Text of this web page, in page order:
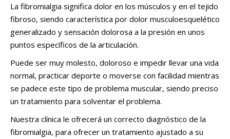
La fibromialgia significa dolor en los músculos y en el tejido
fibroso, siendo característica por dolor musculoesquelético
generalizado y sensación dolorosa a la presión en unos
puntos específicos de la articulación.
Puede ser muy molesto, doloroso e impedir llevar una vida
normal, practicar deporte o moverse con facilidad mientras
se padece este tipo de problema muscular, siendo preciso
un tratamiento para solventar el problema.
Nuestra clínica le ofrecerá un correcto diagnóstico de la
fibromialgia, para ofrecer un tratamiento ajustado a su